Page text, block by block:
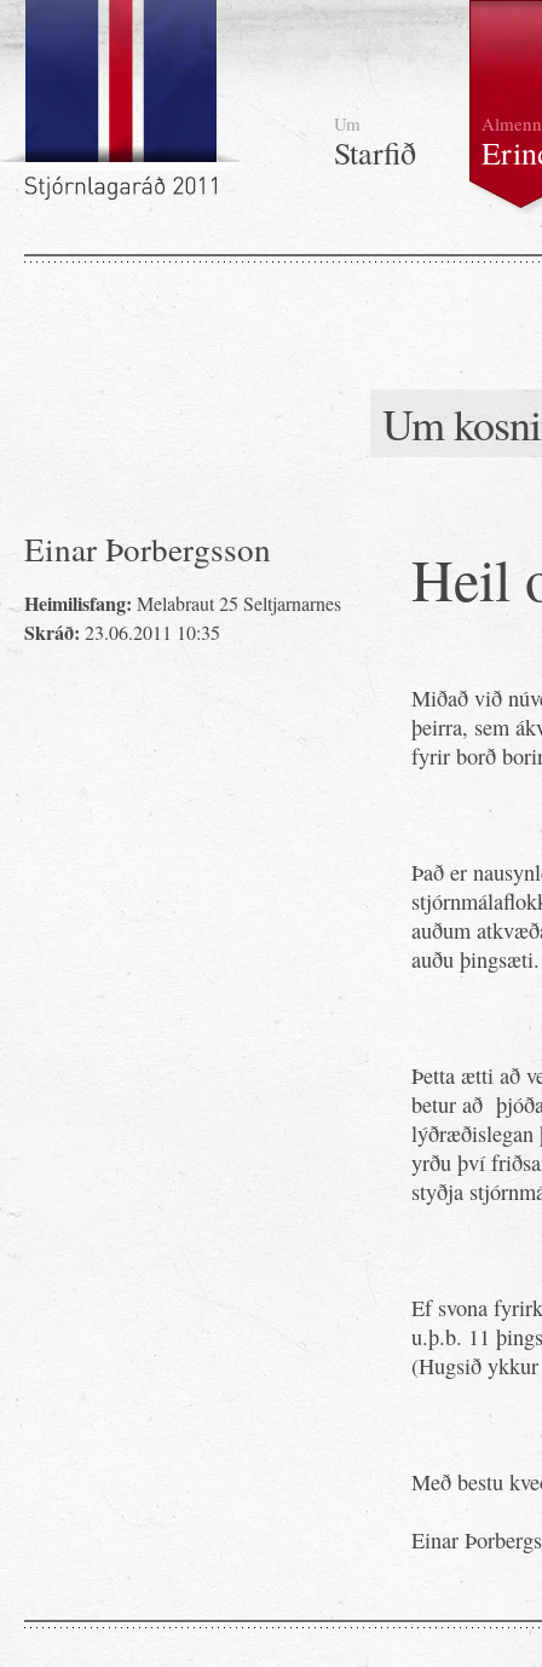
Um
Starfið
Almenn
Um
Einar Þorbergsson
Heimilisfang: Melabraut 25 Seltjarnarnes
Skráð: 23.06.2011 10:35
Heil
Miðað við
þeirra, sem
fyrir borð
Það er
auðum
auðu þingsæti.
Þetta ætti að
betur að
lýðræðislegan
yrðu því
styðja
Ef svona
u.þ.b. 11
(Hugsið
Með bestu
Einar